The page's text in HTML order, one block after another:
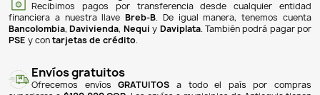
 AGREGAR AL CARRITO
 ¡Producto NO disponible!